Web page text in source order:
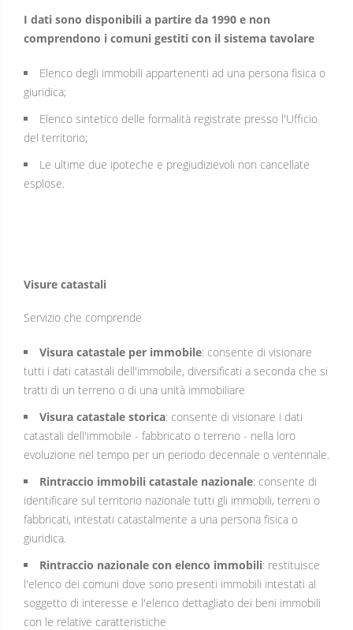
I dati sono disponibili a partire da 1990 e non
comprendono i comuni gestiti con il sistema tavolare
Elenco degli immobili appartenenti ad una persona fisica o
giuridica;
Elenco sintetico delle formalità registrate presso l'Ufficio
del territorio;
Le ultime due ipoteche e pregiudizievoli non cancellate
esplose.
Visure catastali
Servizio che comprende
Visura catastale per immobile: consente di visionare
tutti i dati catastali dell'immobile, diversificati a seconda che si
tratti di un terreno o di una unità immobiliare
Visura catastale storica: consente di visionare i dati
catastali dell'immobile - fabbricato o terreno - nella loro
evoluzione nel tempo per un periodo decennale o ventennale.
Rintraccio immobili catastale nazionale: consente di
identificare sul territorio nazionale tutti gli immobili, terreni o
fabbricati, intestati catastalmente a una persona fisica o
giuridica.
Rintraccio nazionale con elenco immobili: restituisce
l'elenco dei comuni dove sono presenti immobili intestati al
soggetto di interesse e l'elenco dettagliato dei beni immobili
con le relative caratteristiche